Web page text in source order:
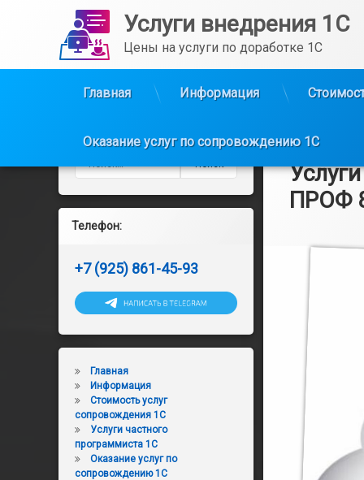
Услуги внедрения 1С
Цены на услуги по доработке 1С
Главная Информация
Оказание услуг по сопровождению 1С
ПРОФ
Телефон:
+7 (925) 861-45-93
Главная
Информация
Стоимость услуг
сопровождения 1С
Услуги частного
программиста 1С
Оказание услуг по
сопровождению 1С